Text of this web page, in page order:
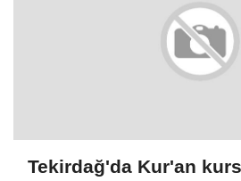
Tekirdağ'da Kur'an